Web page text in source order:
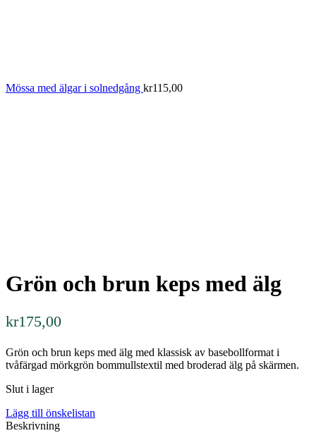
Mössa med älgar i solnedgång kr115,00
Grön och brun keps med älg
kr175,00
Grön och brun keps med älg med klassisk av basebollformat i
tvåfärgad mörkgrön bommullstextil med broderad älg på skärmen.
Slut i lager
Lägg till önskelistan
Beskrivning